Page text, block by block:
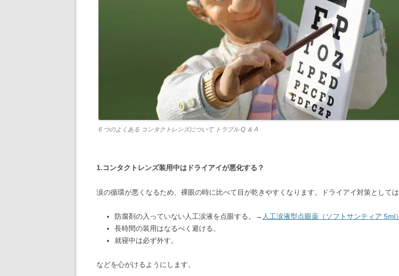
6 つのよくある コンタクトレンズについて トラブル Q ＆ A
1.コンタクトレンズ装用中はドライアイが悪化する？
涙の循環が悪くなるため、裸眼の時に比べて目が乾きやすくなります。ドライアイ対策としては
防腐剤の入っていない人工涙液を点眼する。→ 人工涙液型点眼薬（ソフトサンティア 5ml）
長時間の装用はなるべく避ける。
就寝中は必ず外す。
などを心がけるようにします。